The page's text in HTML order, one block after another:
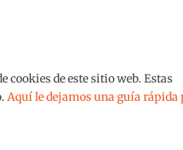
cookies de este sitio web. Estas
Aquí le dejamos una guía rápida